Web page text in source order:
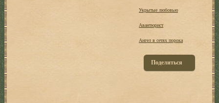
Укрытые любовью
Авантюрист
Ангел в сетях порока
Поделиться